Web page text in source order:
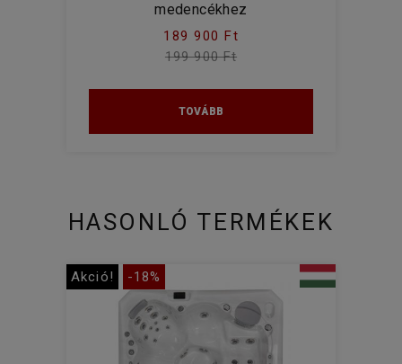
medencékhez
189 900 Ft
199 900 Ft
TOVÁBB
HASONLÓ TERMÉKEK
Akció! -18%